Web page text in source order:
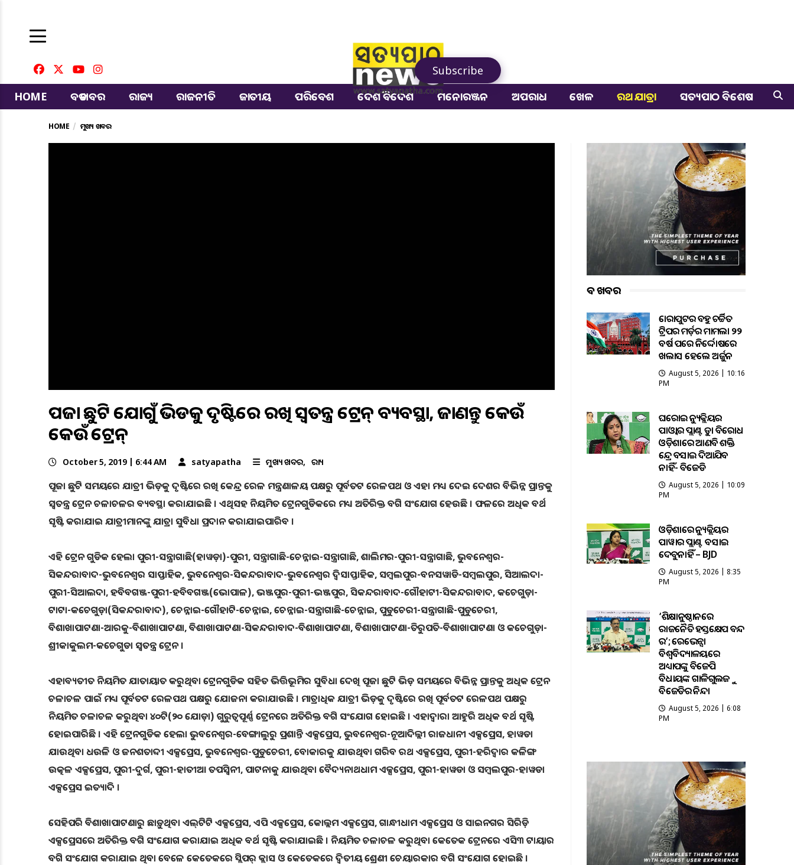
Subscribe
HOME
ବଡ ଖବର ରାଜ୍ୟ ରାଜନୀତି ଜାତୀୟ ପରିବେଶ ଦେଶ ବିଦେଶ ମନୋରଞ୍ଜନ ଅପରାଧ ଖେଳ ରଥ ଯାତ୍ରା ସତ୍ୟପାଠ ବିଶେଷ
HOME ମୁଖ୍ୟ ଖବର
ପୂଜା ଛୁଟି ଯୋଗୁଁ ଭିଡକୁ ଦୃଷ୍ଟିରେ ରଖି ସ୍ବତନ୍ତ୍ର ଟ୍ରେନ୍ ବ୍ୟବସ୍ଥା, ଜାଣନ୍ତୁ କେଉଁ
କେଉଁ ଟ୍ରେନ୍
October 5, 2019 | 6:44 AM satyapatha ମୁଖ୍ୟ ଖବର ରାଜ୍ୟ
ପୂଜା ଛୁଟି ସମୟରେ ଯାତ୍ରୀ ଭିଡ଼କୁ ଦୃଷ୍ଟିରେ ରଖି କେନ୍ଦ୍ର ରେଳ ମନ୍ତ୍ରଣାଳୟ ପକ୍ଷରୁ ପୂର୍ବତଟ ରେଳପଥ ଓ ଏହା ମଧ୍ୟ ଦେଇ ଦେଶର ବିଭିନ୍ନ ପ୍ରାନ୍ତକୁ
ସ୍ୱତନ୍ତ୍ର ଟ୍ରେନ ଚଳାଚଳର ବ୍ୟବସ୍ଥା କରାଯାଇଛି । ଏଥିସହ ନିୟମିତ ଟ୍ରେନଗୁଡିକରେ ମଧ୍ୟ ଅତିରିକ୍ତ ବଗି ସଂଯୋଗ ହେଉଛି । ଫଳରେ ଅଧିକ ବର୍ଥ
ସୃଷ୍ଟି କରାଯାଇ ଯାତ୍ରୀମାନଙ୍କୁ ଯାତ୍ରା ସୁବିଧା ପ୍ରଦାନ କରାଯାଇପାରିବ ।
ଏହି ଟ୍ରେନ ଗୁଡିକ ହେଲା ପୁରୀ-ସନ୍ତ୍ରାଗାଛି(ହାୱଡ଼ା)-ପୁରୀ, ସନ୍ତ୍ରାଗାଛି-ଚେନ୍ନାଇ-ସନ୍ତ୍ରାଗାଛି, ଶାଲିମର-ପୁରୀ-ସନ୍ତ୍ରାଗାଛି, ଭୁବନେଶ୍ୱର-
ସିକନ୍ଦରାବାଦ-ଭୁବନେଶ୍ୱର ସାପ୍ତାହିକ, ଭୁବନେଶ୍ୱର-ସିକନ୍ଦରାବାଦ-ଭୁବନେଶ୍ୱର ଦ୍ବିସାପ୍ତାହିକ, ସମ୍ବଲପୁର-ବନସୱାଡି-ସମ୍ବଲପୁର, ସିଆଲଦା-
ପୁରୀ-ସିଆଲଦା, ହବିବଗଞ୍ଜ-ପୁରୀ-ହବିବଗଞ୍ଜ(ଭୋପାଳ), ଭଞ୍ଜପୁର-ପୁରୀ-ଭଞ୍ଜପୁର, ସିକନ୍ଦରାବାଦ-ଗୌହାଟୀ-ସିକନ୍ଦରାବାଦ, କଚେଗୁଡ଼ା-
ଟାଟା-କଚେଗୁଡ଼ା(ସିକନ୍ଦରାବାଦ), ଚେନ୍ନାଇ-ଗୌହାଟି-ଚେନ୍ନାଇ, ଚେନ୍ନାଇ-ସନ୍ତ୍ରାଗାଛି-ଚେନ୍ନାଇ, ପୁଡୁଚେରୀ-ସନ୍ତ୍ରାଗାଛି-ପୁଡୁଚେରୀ,
ବିଶାଖାପାଟଣା-ଆରକୁ-ବିଶାଖାପାଟଣା, ବିଶାଖାପାଟଣା-ସିକନ୍ଦରାବାଦ-ବିଶାଖାପାଟଣା, ବିଶାଖାପାଟଣା-ତିରୁପତି-ବିଶାଖାପାଟଣା ଓ କଚେଗୁଡ଼ା-
ଶ୍ରୀକାକୁଲମ-କଚେଗୁଡା ସ୍ୱତନ୍ତ୍ର ଟ୍ରେନ ।
ଏହାବ୍ୟତୀତ ନିୟମିତ ଯାତାୟାତ କରୁଥିବା ଟ୍ରେନଗୁଡିକ ସହିତ ଭିତ୍ତିଭୂମିର ସୁବିଧା ଦେଖି ପୂଜା ଛୁଟି ଭିଡ଼ ସମୟରେ ବିଭିନ୍ନ ପ୍ରାନ୍ତକୁ ଅଧିକ ଟ୍ରେନ
ଚଳାଚଳ ପାଇଁ ମଧ୍ୟ ପୂର୍ବତଟ ରେଳପଥ ପକ୍ଷରୁ ଯୋଜନା କରାଯାଉଛି । ମାତ୍ରାଧିକ ଯାତ୍ରୀ ଭିଡ଼କୁ ଦୃଷ୍ଟିରେ ରଖି ପୂର୍ବତଟ ରେଳପଥ ପକ୍ଷରୁ
ନିୟମିତ ଚଳାଚଳ କରୁଥିବା ୪୦ଟି(୨୦ ଯୋଡ଼ା) ଗୁରୁତ୍ୱପୂର୍ଣ୍ଣ ଟ୍ରେନରେ ଅତିରିକ୍ତ ବଗି ସଂଯୋଗ ହୋଇଛି । ଏହାଦ୍ବାରା ଆହୁରି ଅଧିକ ବର୍ଥ ସୃଷ୍ଟି
ହୋଇପାରିଛି । ଏହି ଟ୍ରେନଗୁଡିକ ହେଲା ଭୁବନେଶ୍ୱର-ବେଙ୍ଗାଲୁରୁ ପ୍ରଶାନ୍ତି ଏକ୍ସପ୍ରେସ, ଭୁବନେଶ୍ୱର-ନୂଆଦିଲ୍ଲୀ ରାଜଧାନୀ ଏକ୍ସପ୍ରେସ, ହାୱଡା
ଯାଉଥିବା ଧଉଳି ଓ ଜନଶତାବ୍ଦୀ ଏକ୍ସପ୍ରେସ, ଭୁବନେଶ୍ୱର-ପୁଡୁଚେରୀ, ବୋକାରକୁ ଯାଉଥିବା ଗରିବ ରଥ ଏକ୍ସପ୍ରେସ, ପୁରୀ-ହରିଦ୍ୱାର କଳିଙ୍ଗ
ଉତ୍କଳ ଏକ୍ସପ୍ରେସ, ପୁରୀ-ଦୁର୍ଗ, ପୁରୀ-ହାତୀଆ ତପସ୍ୱିନୀ, ପାଟନାକୁ ଯାଉଥିବା ବୈଦ୍ୟନାଥଧାମ ଏକ୍ସପ୍ରେସ, ପୁରୀ-ହାୱଡା ଓ ସମ୍ବଲପୁର-ହାୱଡା
ଏକ୍ସପ୍ରେସ ଇତ୍ୟାଦି ।
ସେହିପରି ବିଶାଖାପାଟଣାରୁ ଛାଡ଼ୁଥିବା ଏଲ୍‌ଟିଟି ଏକ୍ସପ୍ରେସ, ଏପି ଏକ୍ସପ୍ରେସ, କୋଲ୍ଲମ ଏକ୍ସପ୍ରେସ, ଗାନ୍ଧୀଧାମ ଏକ୍ସପ୍ରେସ ଓ ସାଇନଗର ସିରିଡ଼ି
ଏକ୍ସପ୍ରେସରେ ଅତିରିକ୍ତ ବଗି ସଂଯୋଗ କରାଯାଇ ଅଧିକ ବର୍ଥ ସୃଷ୍ଟି କରାଯାଇଛି । ନିୟମିତ ଚଳାଚଳ କରୁଥିବା କେତେକ ଟ୍ରେନରେ ଏସି୩ ଟାୟାର
ବଗି ସଂଯୋଗ କରାଯାଇ ଥିବା ବେଳେ କେତେକରେ ସ୍ଲିପର୍‌ କ୍ଲାସ ଓ କେତେକରେ ଦ୍ଵିତୀୟ ଶ୍ରେଣୀ ଚେୟାରକାର ବଗି ସଂଯୋଗ ହୋଇଛି ।
ବଡ ଖବର
କୋରାପୁଟର ବହୁ ଚର୍ଚ୍ଚିତ
ଟ୍ରିପର ମର୍ଡ଼ର ମାମଲା ୨୨
ବର୍ଷ ପରେ ନିର୍ଦ୍ଦୋଷରେ
ଖଲାସ ହେଲେ ଅର୍ଜୁନ
August 5, 2026 | 10:16
PM
ଘରୋଇ ନ୍ୟୁକ୍ଲିୟର
ପାଓ୍ବାର ପ୍ଲାଣ୍ଟକୁ କଡ଼ା ବିରୋଧ
ଓଡ଼ିଶାରେ ଆଣବିକ ଶକ୍ତି
କେନ୍ଦ୍ର ବସାଇ ଦିଆଯିବ
ନାହିଁ- ବିଜେଡି
August 5, 2026 | 10:09
PM
ଓଡ଼ିଶାରେ ନ୍ୟୁକ୍ଲିୟର
ପାୱାର ପ୍ଲାଣ୍ଟ ବସାଇ
ଦେବୁନାହିଁ – BJD
August 5, 2026 | 8:35
PM
‘ଶିକ୍ଷାନୁଷ୍ଠାନରେ
ରାଜନୈତିକ ହସ୍ତକ୍ଷେପ ବନ୍ଦ
କର’; ରେଭେନ୍ସା
ବିଶ୍ୱବିଦ୍ୟାଳୟରେ
ଅଧ୍ୟାପକଙ୍କୁ ବିଜେପି
ବିଧାୟକଙ୍କ ଗାଳିଗୁଲଜକୁ
ବିଜେଡିର ନିନ୍ଦା
August 5, 2026 | 6:08
PM